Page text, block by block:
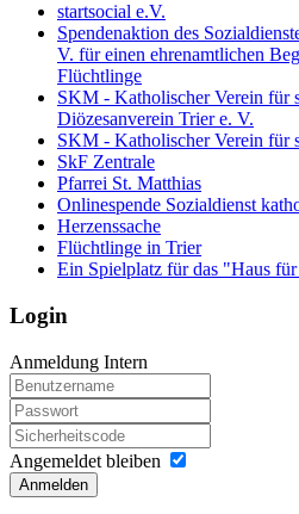
startsocial e.V.
Spendenaktion des
V. für einen ehrenamtlichen
Flüchtlinge
SKM - Katholischer Verein für
Diözesanverein Trier e. V.
SKM - Katholischer Verein für
SkF Zentrale
Pfarrei St. Matthias
Onlinespende Sozialdienst
Herzenssache
Flüchtlinge in Trier
Ein Spielplatz für das "Haus
Login
Anmeldung Intern
Angemeldet bleiben
Anmelden